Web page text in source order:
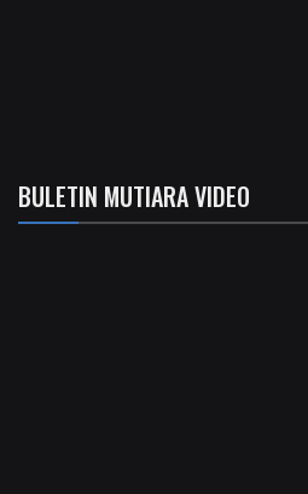
BULETIN MUTIARA VIDEO